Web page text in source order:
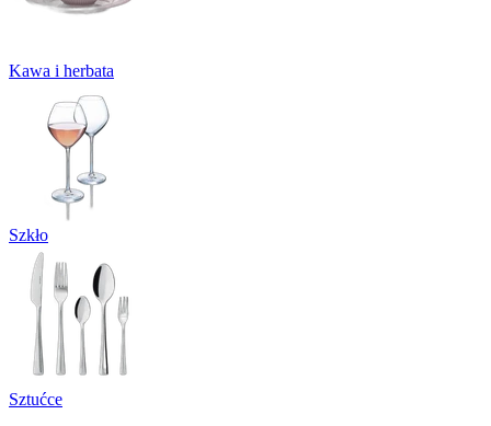
Kawa i herbata
Szkło
Sztućce